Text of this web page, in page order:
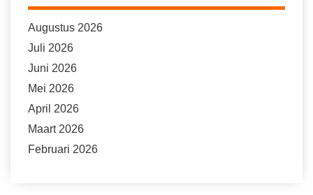
Augustus 2026
Juli 2026
Juni 2026
Mei 2026
April 2026
Maart 2026
Februari 2026